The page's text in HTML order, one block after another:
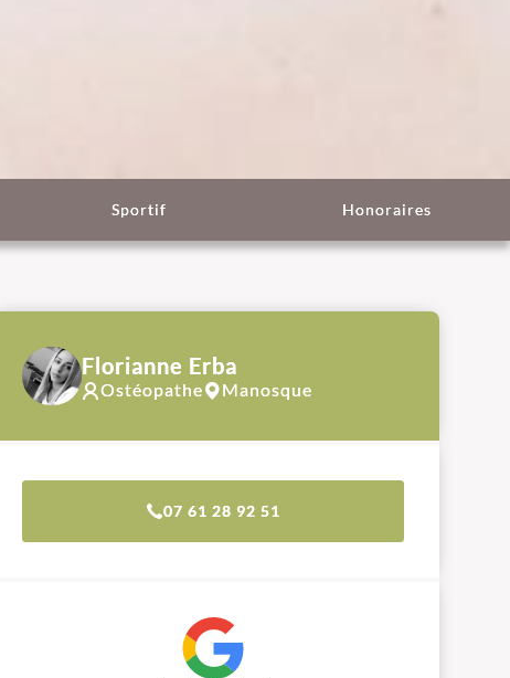
Sportif Honoraires
Florianne Erba
Ostéopathe Manosque
07 61 28 92 51